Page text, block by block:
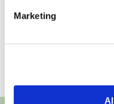
Marketing
Steunopa en